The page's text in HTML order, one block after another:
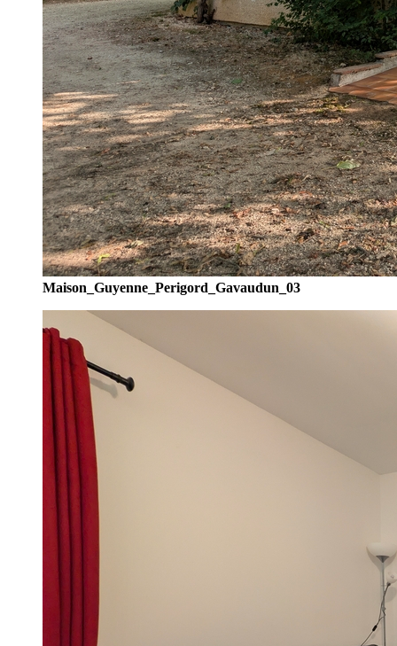
Maison_Guyenne_Perigord_Gavaudun_03